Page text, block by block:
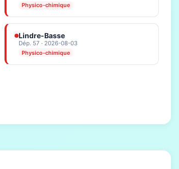
Physico-chimique
Lindre-Basse
Dép. 57 · 2026-08-03
Physico-chimique